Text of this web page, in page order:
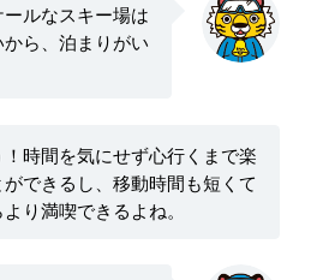
ルなスキー場は
ら、泊まりがい
時間を気にせず心行くまで楽
ができるし、移動時間も短くて
り満喫できるよね。